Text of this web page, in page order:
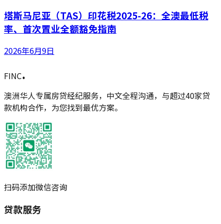
塔斯马尼亚（TAS）印花税2025-26：全澳最低税
率、首次置业全额豁免指南
2026年6月9日
FINC.
澳洲华人专属房贷经纪服务，中文全程沟通，与超过40家贷
款机构合作，为您找到最优方案。
扫码添加微信咨询
贷款服务